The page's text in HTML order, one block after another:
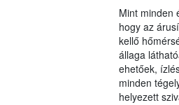
Mint minden
hogy az
kellő
állaga
ehetőek,
minden
helyezett